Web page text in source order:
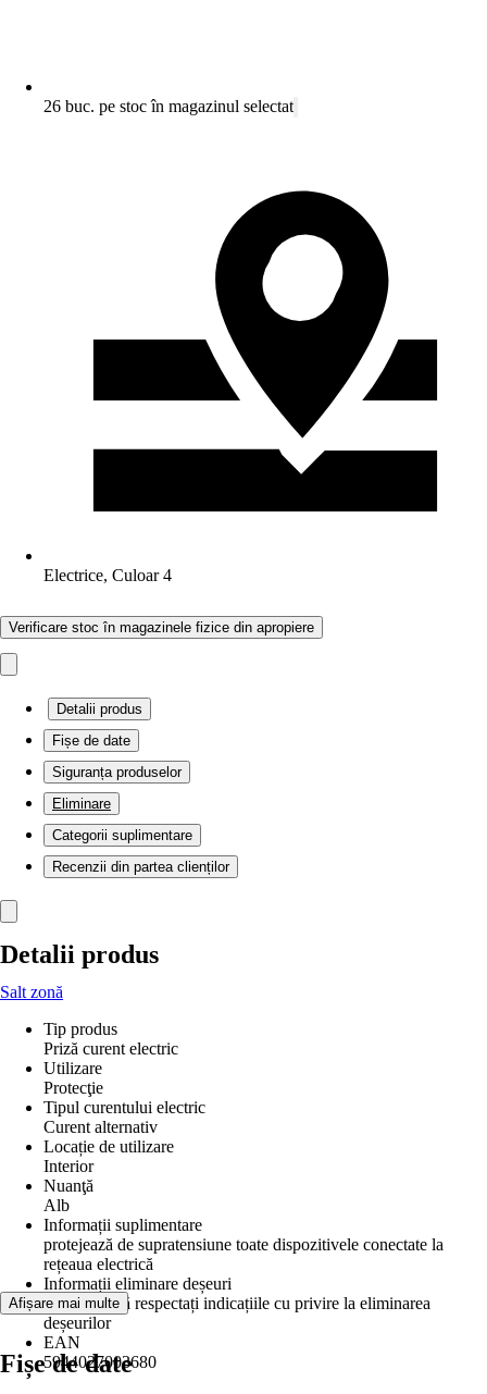
26 buc. pe stoc în magazinul selectat
Electrice, Culoar 4
Verificare stoc în magazinele fizice din apropiere
Detalii produs
Fișe de date
Siguranța produselor
Eliminare
Categorii suplimentare
Recenzii din partea clienților
Detalii produs
Salt zonă
Tip produs
Priză curent electric
Utilizare
Protecţie
Tipul curentului electric
Curent alternativ
Locație de utilizare
Interior
Nuanţă
Alb
Informații suplimentare
protejează de supratensiune toate dispozitivele conectate la
rețeaua electrică
Informații eliminare deșeuri
Vă rugăm să respectați indicațiile cu privire la eliminarea
deșeurilor
EAN
5944027003680
Afișare mai multe
Fișe de date